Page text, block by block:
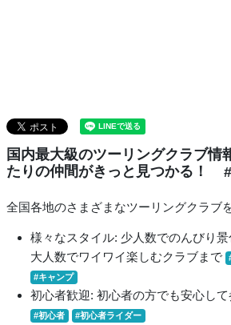
国内最大級のツーリングクラブ情
たりの仲間がきっと見つかる！
全国各地のさまざまなツーリングクラブ
様々なスタイル: 少人数でのんびり
大人数でワイワイ楽しむクラブまで
#キャンプ
初心者歓迎: 初心者の方でも安心し
#初心者 #初心者ライダー